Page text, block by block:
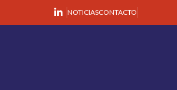
NOTICIASCONTACTO